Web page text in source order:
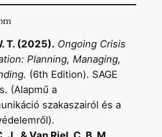
T. (2025). Ongoing Crisis
Planning, Managing,
(6th Edition). SAGE
(Alapmű a
szakaszairól és a